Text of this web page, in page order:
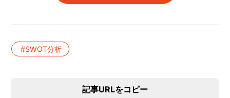
SWOT分析
記事URLをコピー